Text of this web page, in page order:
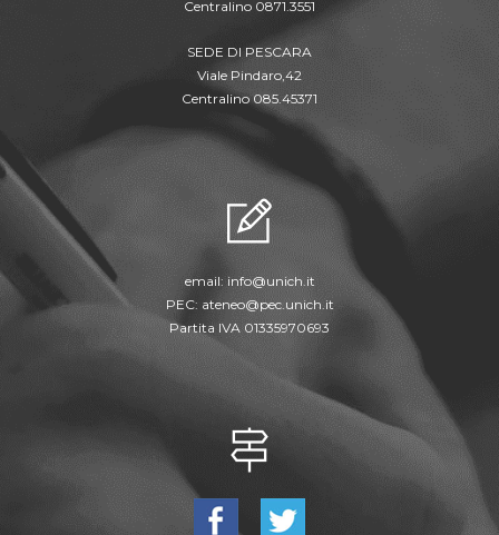
Centralino 0871.3551
SEDE DI PESCARA
Viale Pindaro,42
Centralino 085.45371
email: info@unich.it
PEC: ateneo@pec.unich.it
Partita IVA 01335970693